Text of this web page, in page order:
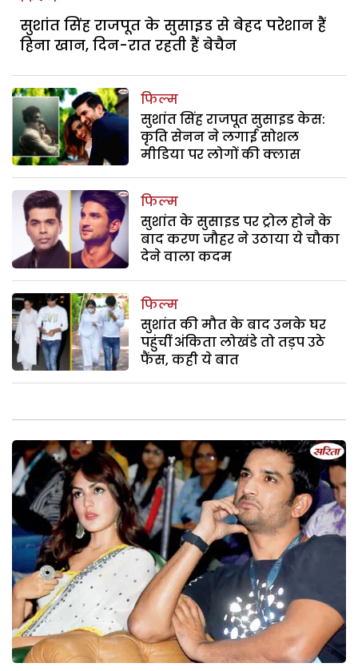
सुशांत सिंह राजपूत के सुसाइड से बेहद परेशान हैं
हिना खान, दिन-रात रहती हैं बेचैन
फिल्म
सुशांत सिंह राजपूत सुसाइड केस:
कृति सेनन ने लगाई सोशल
मीडिया पर लोगों की क्लास
फिल्म
सुशांत के सुसाइड पर ट्रोल होने के
बाद करण जौहर ने उठाया ये चौका
देने वाला कदम
फिल्म
सुशांत की मौत के बाद उनके घर
पहुंचीं अंकिता लोखंडे तो तड़प उठे
फैंस, कही ये बात